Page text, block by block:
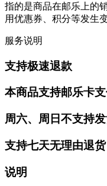
指的是商品在邮乐上的
用优惠券、积分等发生
服务说明
支持极速退款
本商品支持邮乐卡
周六、周日不支持
支持七天无理由退货
说明